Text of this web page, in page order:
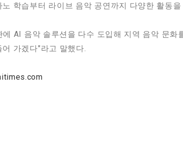
학습부터 라이브 음악 공연까지 다양한 활동
AI 음악 솔루션을 다수 도입해 지역 음악 문
가겠다"라고 말했다.